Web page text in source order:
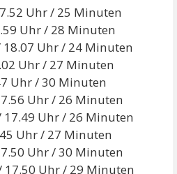
Uhr / 25 Minuten
Uhr / 28 Minuten
Uhr / 24 Minuten
Uhr / 27 Minuten
Uhr / 30 Minuten
Uhr / 26 Minuten
17.49 Uhr / 26 Minuten
Uhr / 27 Minuten
Uhr / 30 Minuten
Uhr / 29 Minuten